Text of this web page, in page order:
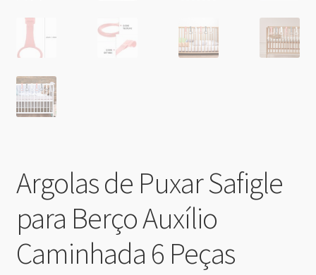
Argolas de Puxar Safigle
para Berço Auxílio
Caminhada 6 Peças